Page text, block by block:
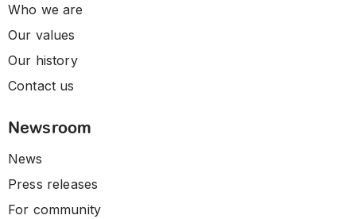
Who we are
Our values
Our history
Contact us
Newsroom
News
Press releases
For community